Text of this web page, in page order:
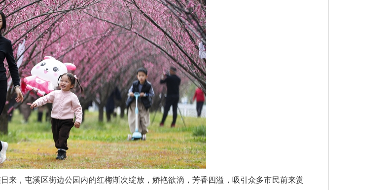
来，屯溪区街边公园内的红梅渐次绽放，娇艳欲滴，芳香四溢，吸引众多市民前来赏